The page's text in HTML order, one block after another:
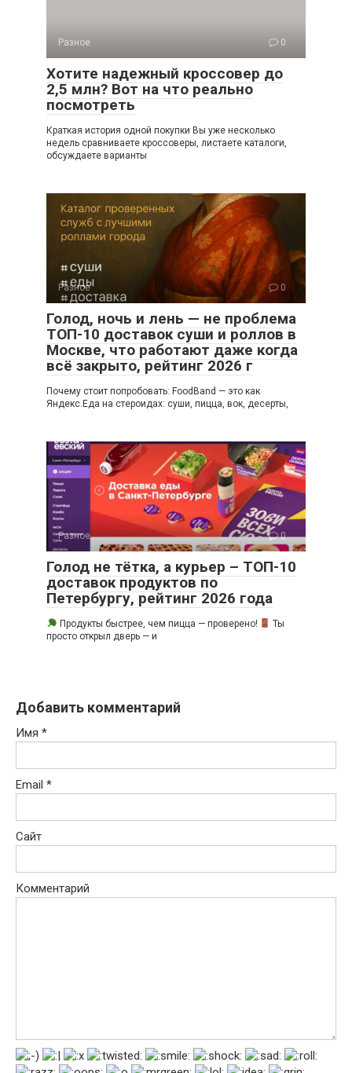
Разное 0
Хотите надежный кроссовер до
2,5 млн? Вот на что реально
посмотреть
Краткая история одной покупки Вы уже несколько
недель сравниваете кроссоверы, листаете каталоги,
обсуждаете варианты
Разное 0
Голод, ночь и лень — не проблема
ТОП-10 доставок суши и роллов в
Москве, что работают даже когда
всё закрыто, рейтинг 2026 г
Почему стоит попробовать: FoodBand — это как
Яндекс.Еда на стероидах: суши, пицца, вок, десерты,
Разное 0
Голод не тётка, а курьер – ТОП-10
доставок продуктов по
Петербургу, рейтинг 2026 года
Продукты быстрее, чем пицца — проверено!
Ты
просто открыл дверь — и
Добавить комментарий
Имя *
Email *
Сайт
Комментарий